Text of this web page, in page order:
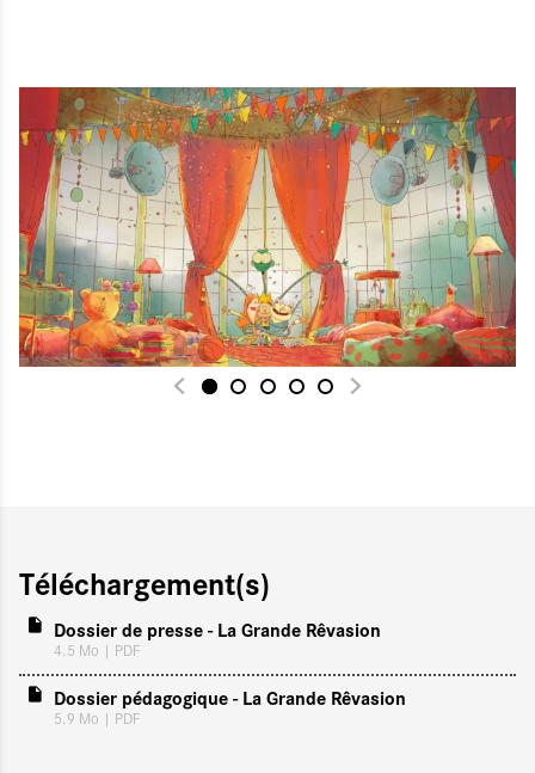
Téléchargement(s)
Dossier de presse - La Grande Rêvasion
4.5 Mo | PDF
Dossier pédagogique - La Grande Rêvasion
5.9 Mo | PDF